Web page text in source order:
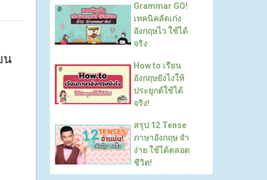
น
Grammar GO!
เทคนิคลัดเก่ง
อังกฤษไว ใช้ได้
จริง
How to เรียน
อังกฤษยังไงให้
ประยุกต์ใช้ได้
จริง!
สรุป 12 Tense
ภาษาอังกฤษ จำ
ง่าย ใช้ได้ตลอด
ชีวิต!